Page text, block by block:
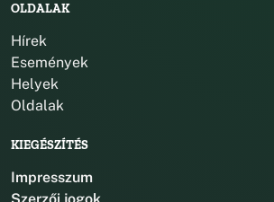
OLDALAK
Hírek
Események
Helyek
Oldalak
KIEGÉSZÍTÉS
Impresszum